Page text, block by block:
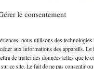
le consentement
nous utilisons des technologies
aux informations des appareils. Le
de traiter des données telles que le
ce site. Le fait de ne pas consentir